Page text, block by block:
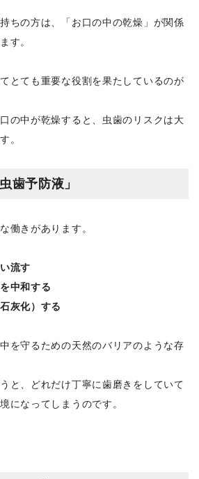
ちの方は、「お口の中の乾燥」が関係
す。
とても重要な役割を果たしているのが
の中が乾燥すると、虫歯のリスクは大
。
歯予防液」
働きがあります。
流す
中和する
灰化）する
を守るための天然のバリアのような存
と、どれだけ丁寧に歯磨きをしていて
になってしまうのです。